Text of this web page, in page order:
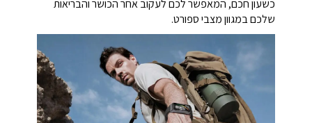
כשעון חכם, המאפשר לכם לעקוב אחר הכושר והבריאות
שלכם במגוון מצבי ספורט.